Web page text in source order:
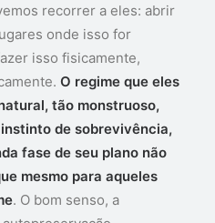
recorrer a eles: abrir
onde isso for
isso fisicamente,
O regime que eles
tão monstruoso,
de sobrevivência,
fase de seu plano não
mesmo para aqueles
. O bom senso, a